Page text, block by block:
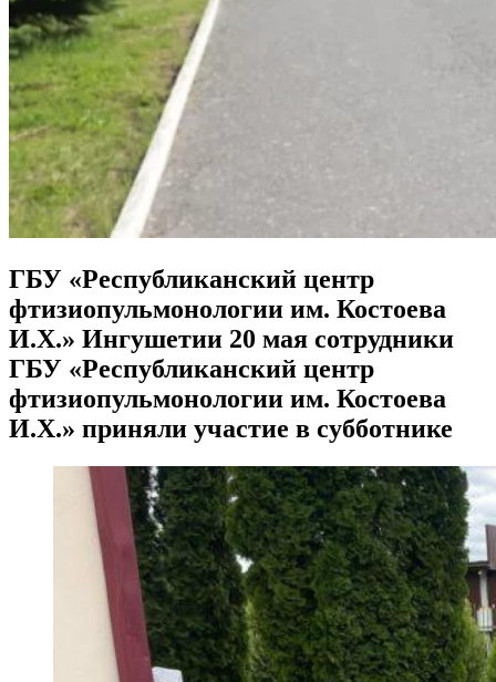
ГБУ «Республиканский центр
фтизиопульмонологии им. Костоева
И.Х.» Ингушетии 20 мая сотрудники
ГБУ «Республиканский центр
фтизиопульмонологии им. Костоева
И.Х.» приняли участие в субботнике